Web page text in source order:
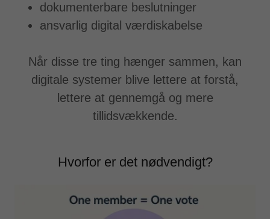
dokumenterbare beslutninger
ansvarlig digital værdiskabelse
Når disse tre ting hænger sammen, kan
digitale systemer blive lettere at forstå,
lettere at gennemgå og mere
tillidsvækkende.
Hvorfor er det nødvendigt?